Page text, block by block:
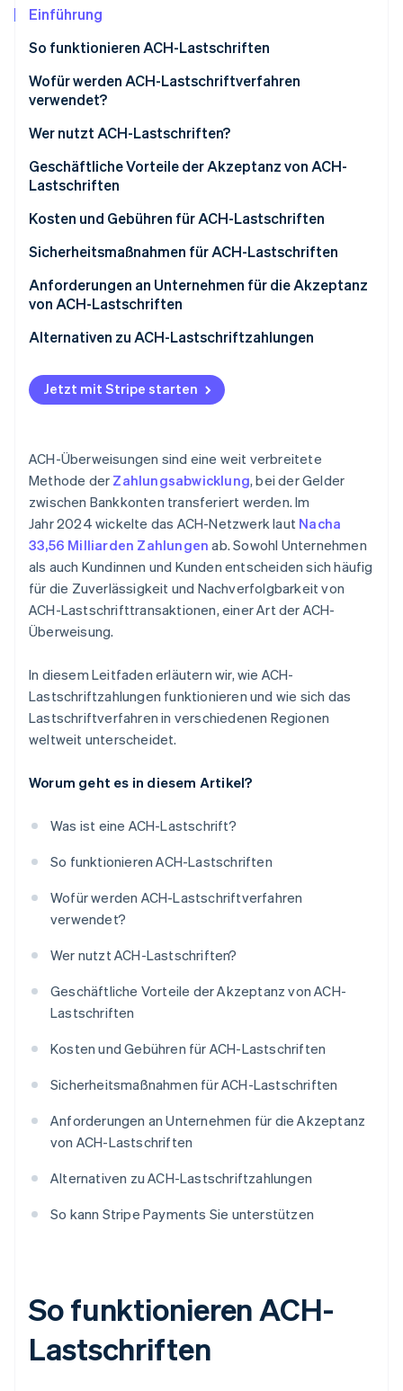
Start-up-Gründung
Climate
CO₂-Entnahme
Erfahren Sie, wie Stripe Lösungen für die
Partner
Einführung
So funktionieren ACH-Lastschriften
1. Die Transaktion wird initiiert und die Zahlung
übermittelt
2. Die Transaktion wird gebündelt und über das ACH-
3. Datensicherheit sorgt für Ihre Sicherheit
4. Gelder abrechnen und Rückzahlungen bearbeiten
Wofür werden ACH-Lastschriftverfahren
verwendet?
Wer nutzt ACH-Lastschriften?
Geschäftliche Nutzung von ACH-Lastschriften
Geschäftliche Vorteile der Akzeptanz von ACH-
Lastschriften
Niedrigere Transaktionsgebühren
Effiziente wiederkehrende Zahlungen
Weniger Fehler bei der Zahlungsabwicklung
Zugang zu zuverlässigen Datenanalysen
Markttrends und Wachstum der ACH-Lastschriften
Kosten und Gebühren für ACH-Lastschriften
Unternehmen
Kundinnen und Kunden
Sicherheitsmaßnahmen für ACH-Lastschriften
Anforderungen an Unternehmen für die Akzeptanz
von ACH-Lastschriften
Richten Sie ein Händlerkonto ein
Arbeiten Sie mit einem ACH-Betreiber zusammen
Halten Sie die Nacha-Vorschriften ein
Zahlungskarten-Branche (PCI DSS) ein
Implementieren Sie Instrumente zur
Betrugsprävention
Integrieren Sie die erforderliche Software
Schulen Sie Ihre Mitarbeitenden
Offenlegung und Autorisierung
Alternativen zu ACH-Lastschriftzahlungen
Jetzt mit Stripe starten
ACH-Überweisungen sind eine weit verbreitete
Methode der Zahlungsabwicklung, bei der Gelder
zwischen Bankkonten transferiert werden. Im
Jahr 2024 wickelte das ACH-Netzwerk laut Nacha
33,56 Milliarden Zahlungen ab. Sowohl Unternehmen
als auch Kundinnen und Kunden entscheiden sich häufig
für die Zuverlässigkeit und Nachverfolgbarkeit von
ACH-Lastschrifttransaktionen, einer Art der ACH-
Überweisung.
In diesem Leitfaden erläutern wir, wie ACH-
Lastschriftzahlungen funktionieren und wie sich das
Lastschriftverfahren in verschiedenen Regionen
weltweit unterscheidet.
Worum geht es in diesem Artikel?
Was ist eine ACH-Lastschrift?
So funktionieren ACH-Lastschriften
Wofür werden ACH-Lastschriftverfahren
verwendet?
Wer nutzt ACH-Lastschriften?
Geschäftliche Vorteile der Akzeptanz von ACH-
Lastschriften
Kosten und Gebühren für ACH-Lastschriften
Sicherheitsmaßnahmen für ACH-Lastschriften
Anforderungen an Unternehmen für die Akzeptanz
von ACH-Lastschriften
Alternativen zu ACH-Lastschriftzahlungen
So kann Stripe Payments Sie unterstützen
So funktionieren ACH-
Lastschriften